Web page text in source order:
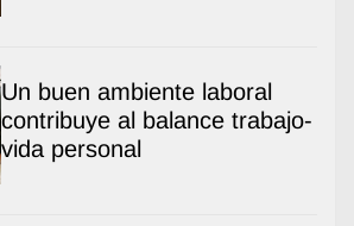
Un buen ambiente laboral
contribuye al balance trabajo-
vida personal